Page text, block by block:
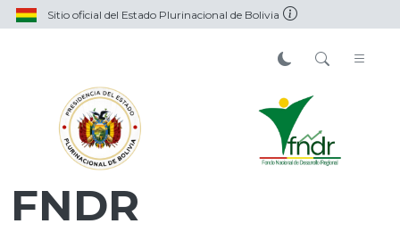
Sitio oficial del Estado Plurinacional de Bolivia
FNDR